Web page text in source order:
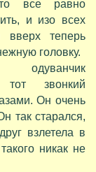
все равно
и изо всех
вверх теперь
головку.
одуванчик
звонкий
Он очень
так старался,
взлетела в
никак не